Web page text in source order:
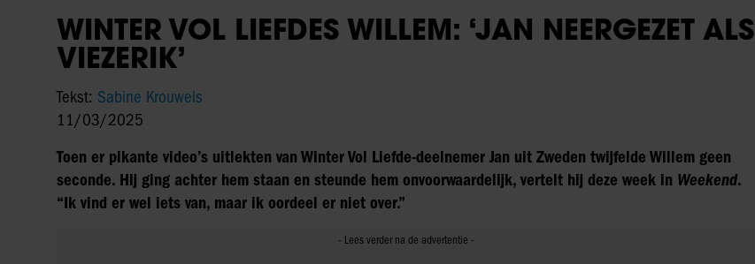
WINTER VOL LIEFDES WILLEM: ‘JAN NEERGEZET ALS
VIEZERIK’
Tekst: Sabine Krouwels
11/03/2025
Toen er pikante video’s uitlekten van Winter Vol Liefde-deelnemer Jan uit Zweden twijfelde Willem geen
seconde. Hij ging achter hem staan en steunde hem onvoorwaardelijk, vertelt hij deze week in Weekend.
“Ik vind er wel iets van, maar ik oordeel er niet over.”